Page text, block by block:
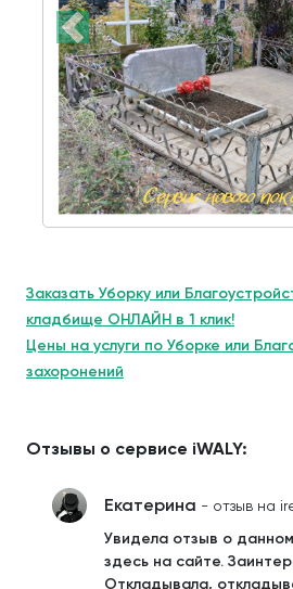
Заказать Уборку или
кладбище ОНЛАЙН в 1 клик!
Цены на услуги по Уборке или
захоронений
Отзывы о сервисе iWALY:
Екатерина - отзыв на
Увидела отзыв о
здесь на сайте.
Откладывала,